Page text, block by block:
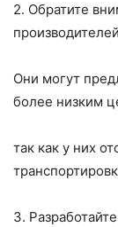
2. Обратите
Они могут
более низким
так как у них
3.